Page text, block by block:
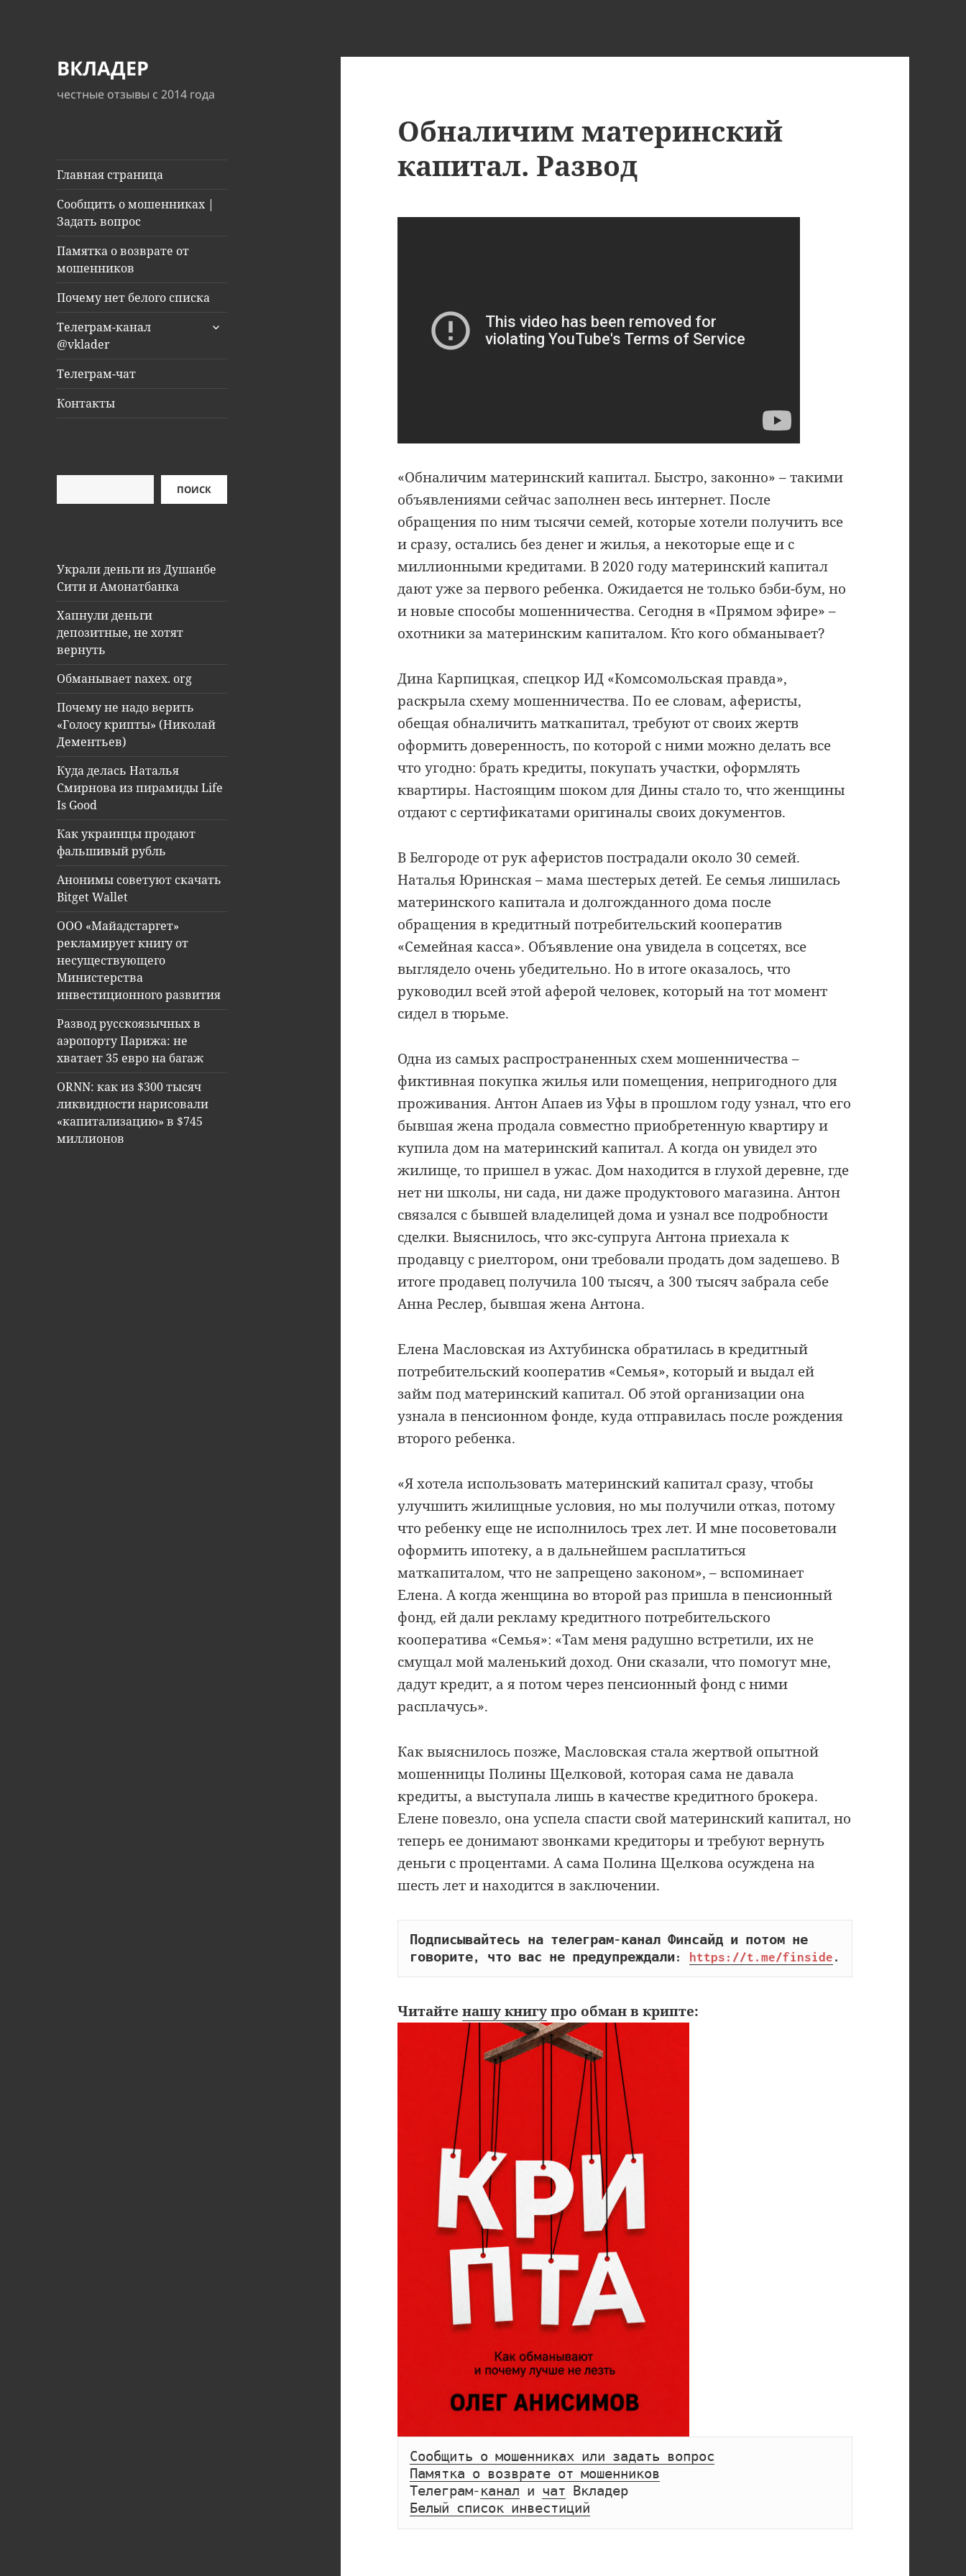
ВКЛАДЕР
честные отзывы с 2014 года
Главная страница
Сообщить о мошенниках |
Задать вопрос
Памятка о возврате от
мошенников
Почему нет белого списка
Телеграм-канал
@vklader
раскрыть
Телеграм-чат
Контакты
ПОИСК
Украли деньги из Душанбе
Сити и Амонатбанка
Хапнули деньги
депозитные, не хотят
вернуть
Обманывает naxex. org
Почему не надо верить
«Голосу крипты» (Николай
Дементьев)
Куда делась Наталья
Смирнова из пирамиды Life
Is Good
Как украинцы продают
фальшивый рубль
Анонимы советуют скачать
Bitget Wallet
ООО «Майадстаргет»
рекламирует книгу от
несуществующего
Министерства
инвестиционного развития
Развод русскоязычных в
аэропорту Парижа: не
хватает 35 евро на багаж
ORNN: как из $300 тысяч
ликвидности нарисовали
«капитализацию» в $745
миллионов
Обналичим материнский
капитал. Развод
«Обналичим материнский капитал. Быстро, законно» – такими
объявлениями сейчас заполнен весь интернет. После
обращения по ним тысячи семей, которые хотели получить все
и сразу, остались без денег и жилья, а некоторые еще и с
миллионными кредитами. В 2020 году материнский капитал
дают уже за первого ребенка. Ожидается не только бэби-бум, но
и новые способы мошенничества. Сегодня в «Прямом эфире» –
охотники за материнским капиталом. Кто кого обманывает?
Дина Карпицкая, спецкор ИД «Комсомольская правда»,
раскрыла схему мошенничества. По ее словам, аферисты,
обещая обналичить маткапитал, требуют от своих жертв
оформить доверенность, по которой с ними можно делать все
что угодно: брать кредиты, покупать участки, оформлять
квартиры. Настоящим шоком для Дины стало то, что женщины
отдают с сертификатами оригиналы своих документов.
В Белгороде от рук аферистов пострадали около 30 семей.
Наталья Юринская – мама шестерых детей. Ее семья лишилась
материнского капитала и долгожданного дома после
обращения в кредитный потребительский кооператив
«Семейная касса». Объявление она увидела в соцсетях, все
выглядело очень убедительно. Но в итоге оказалось, что
руководил всей этой аферой человек, который на тот момент
сидел в тюрьме.
Одна из самых распространенных схем мошенничества –
фиктивная покупка жилья или помещения, непригодного для
проживания. Антон Апаев из Уфы в прошлом году узнал, что его
бывшая жена продала совместно приобретенную квартиру и
купила дом на материнский капитал. А когда он увидел это
жилище, то пришел в ужас. Дом находится в глухой деревне, где
нет ни школы, ни сада, ни даже продуктового магазина. Антон
связался с бывшей владелицей дома и узнал все подробности
сделки. Выяснилось, что экс-супруга Антона приехала к
продавцу с риелтором, они требовали продать дом задешево. В
итоге продавец получила 100 тысяч, а 300 тысяч забрала себе
Анна Реслер, бывшая жена Антона.
Елена Масловская из Ахтубинска обратилась в кредитный
потребительский кооператив «Семья», который и выдал ей
займ под материнский капитал. Об этой организации она
узнала в пенсионном фонде, куда отправилась после рождения
второго ребенка.
«Я хотела использовать материнский капитал сразу, чтобы
улучшить жилищные условия, но мы получили отказ, потому
что ребенку еще не исполнилось трех лет. И мне посоветовали
оформить ипотеку, а в дальнейшем расплатиться
маткапиталом, что не запрещено законом», – вспоминает
Елена. А когда женщина во второй раз пришла в пенсионный
фонд, ей дали рекламу кредитного потребительского
кооператива «Семья»: «Там меня радушно встретили, их не
смущал мой маленький доход. Они сказали, что помогут мне,
дадут кредит, а я потом через пенсионный фонд с ними
расплачусь».
Как выяснилось позже, Масловская стала жертвой опытной
мошенницы Полины Щелковой, которая сама не давала
кредиты, а выступала лишь в качестве кредитного брокера.
Елене повезло, она успела спасти свой материнский капитал, но
теперь ее донимают звонками кредиторы и требуют вернуть
деньги с процентами. А сама Полина Щелкова осуждена на
шесть лет и находится в заключении.
Подписывайтесь на телеграм-канал Финсайд и потом не
говорите, что вас не предупреждали:
https://t.me/finside .
Читайтенашу книгупро обман в крипте:
Сообщить о мошенниках или задать вопрос
Памятка о возврате от мошенников
Телеграм- канал и чат
Вкладер
Белый список инвестиций